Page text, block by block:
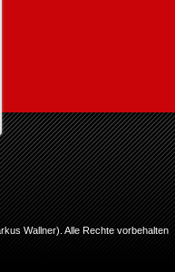
Wallner). Alle Rechte vorbehalten